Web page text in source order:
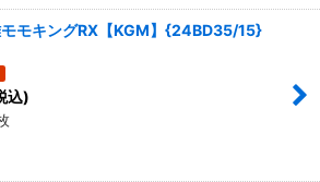
モキングRX【KGM】{24BD35/15}
込)